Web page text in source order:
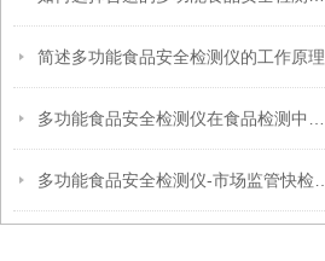
简述多功能食品安全检测仪的工作原理